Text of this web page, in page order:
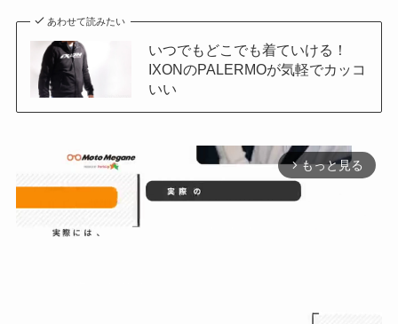
あわせて読みたい
いつでもどこでも着ていける！
IXONのPALERMOが気軽でカッコ
いい
arrow_forward_ios もっと見る